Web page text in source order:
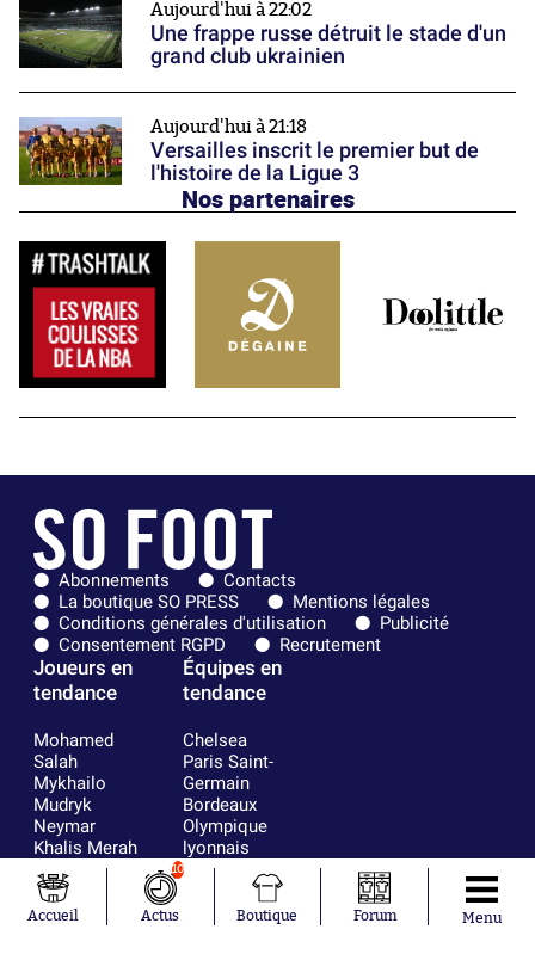
Aujourd'hui à 22:02
Une frappe russe détruit le stade d'un
grand club ukrainien
Aujourd'hui à 21:18
Versailles inscrit le premier but de
l'histoire de la Ligue 3
Nos partenaires
Abonnements
Contacts
La boutique SO PRESS
Mentions légales
Conditions générales d'utilisation
Publicité
Consentement RGPD
Recrutement
Joueurs en
tendance
Mohamed
Salah
Mykhailo
Mudryk
Neymar
Khalis Merah
Loïs Openda
Moussa
Niakhaté
Équipes en
tendance
Chelsea
Paris Saint-
Germain
Bordeaux
Olympique
lyonnais
FIFA
Real Madrid
RC Strasbourg
Accueil
10
Actus Boutique Forum Menu